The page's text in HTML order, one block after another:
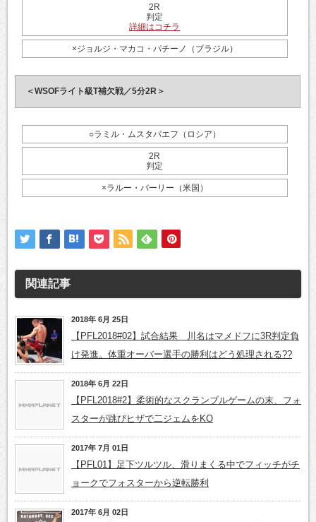
2R
判定
詳細はコチラ
×ジョルジ・マカコ・パチーノ（ブラジル）
＜WSOFライト級T補欠戦／5分2R＞
○ラミル・ムスタパエフ（ロシア）
2R
判定
×ラルー・バーリー（米国）
関連記事
2018年 6月 25日
【PFL2018#02】試合結果 川名はマメドフに3R判定負
け発進。体重オーバー選手の勝利はどう処理される??
2018年 6月 22日
【PFL2018#2】柔術的なスクランブルゲームの末、フォ
スターが跳びヒザで二ジェムをKO
2017年 7月 01日
【PFL01】足下ツルツル、滑りまくる中でフィッチがチ
ョークでフォスターから逆転勝利
2017年 6月 02日